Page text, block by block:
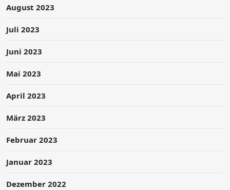
August 2023
Juli 2023
Juni 2023
Mai 2023
April 2023
März 2023
Februar 2023
Januar 2023
Dezember 2022